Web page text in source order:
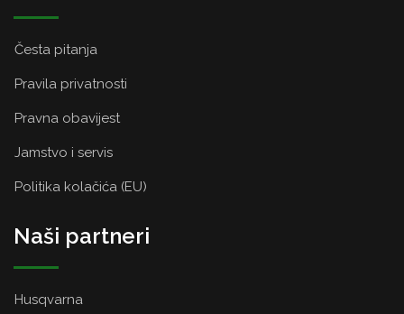
Česta pitanja
Pravila privatnosti
Pravna obavijest
Jamstvo i servis
Politika kolačića (EU)
Naši partneri
Husqvarna